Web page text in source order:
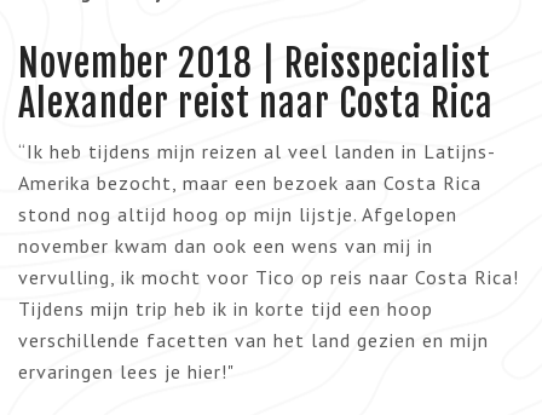
November 2018 | Reisspecialist
Alexander reist naar Costa Rica
“Ik heb tijdens mijn reizen al veel landen in Latijns-
Amerika bezocht, maar een bezoek aan Costa Rica
stond nog altijd hoog op mijn lijstje. Afgelopen
november kwam dan ook een wens van mij in
vervulling, ik mocht voor Tico op reis naar Costa Rica!
Tijdens mijn trip heb ik in korte tijd een hoop
verschillende facetten van het land gezien en mijn
ervaringen lees je hier!"